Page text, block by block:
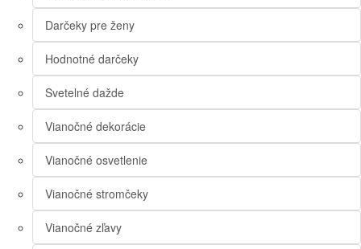
Darčeky pre ženy
Hodnotné darčeky
Svetelné dažde
Vianočné dekorácie
Vianočné osvetlenie
Vianočné stromčeky
Vianočné zľavy